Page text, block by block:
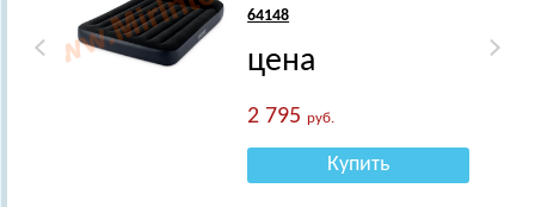
64148
цена
2 795руб.
Купить